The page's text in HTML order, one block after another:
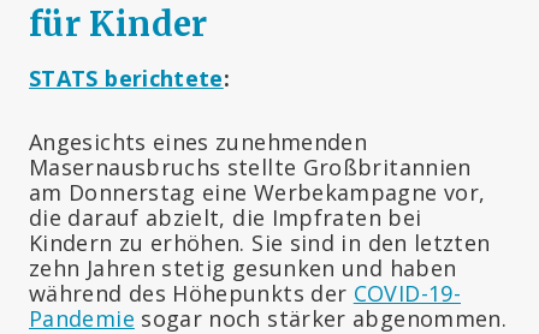
für Kinder
STATS berichtete:
Angesichts eines zunehmenden
Masernausbruchs stellte Großbritannien
am Donnerstag eine Werbekampagne vor,
die darauf abzielt, die Impfraten bei
Kindern zu erhöhen. Sie sind in den letzten
zehn Jahren stetig gesunken und haben
während des Höhepunkts der COVID-19-
Pandemie sogar noch stärker abgenommen.